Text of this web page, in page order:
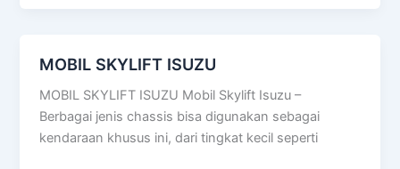
MOBIL SKYLIFT ISUZU
MOBIL SKYLIFT ISUZU Mobil Skylift Isuzu –
Berbagai jenis chassis bisa digunakan sebagai
kendaraan khusus ini, dari tingkat kecil seperti
MOBIL